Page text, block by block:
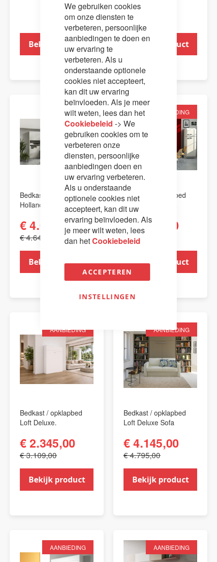
We gebruiken cookies
om onze diensten te
verbeteren, persoonlijke
aanbiedingen te doen en
uw ervaring te
verbeteren. Als u
onderstaande optionele
cookies niet accepteert,
kan dit uw ervaring
beïnvloeden. Als je meer
wilt weten, lees dan het
Cookiebeleid -> We
gebruiken cookies om te
verbeteren onze
diensten, persoonlijke
aanbiedingen doen en
uw ervaring verbeteren.
Als u onderstaande
optionele cookies niet
accepteert, kan dit uw
ervaring beïnvloeden. Als
je meer wilt weten, lees
dan hetCookiebeleid
ACCEPTEREN
INSTELLINGEN
Bekijk product Bekijk product
AANBIEDING
Bedkast / opklapbed
Holland Sofa.
€ 4.045,00
€ 4.645,00
Bekijk product
AANBIEDING
Bedkast / opklapbed
Holland met tafel.
€ 2.995,00
€ 3.492,00
Bekijk product
AANBIEDING
Bedkast / opklapbed
Loft Deluxe.
€ 2.345,00
€ 3.109,00
Bekijk product
AANBIEDING
Bedkast / opklapbed
Loft Deluxe Sofa
€ 4.145,00
€ 4.795,00
Bekijk product
AANBIEDING AANBIEDING